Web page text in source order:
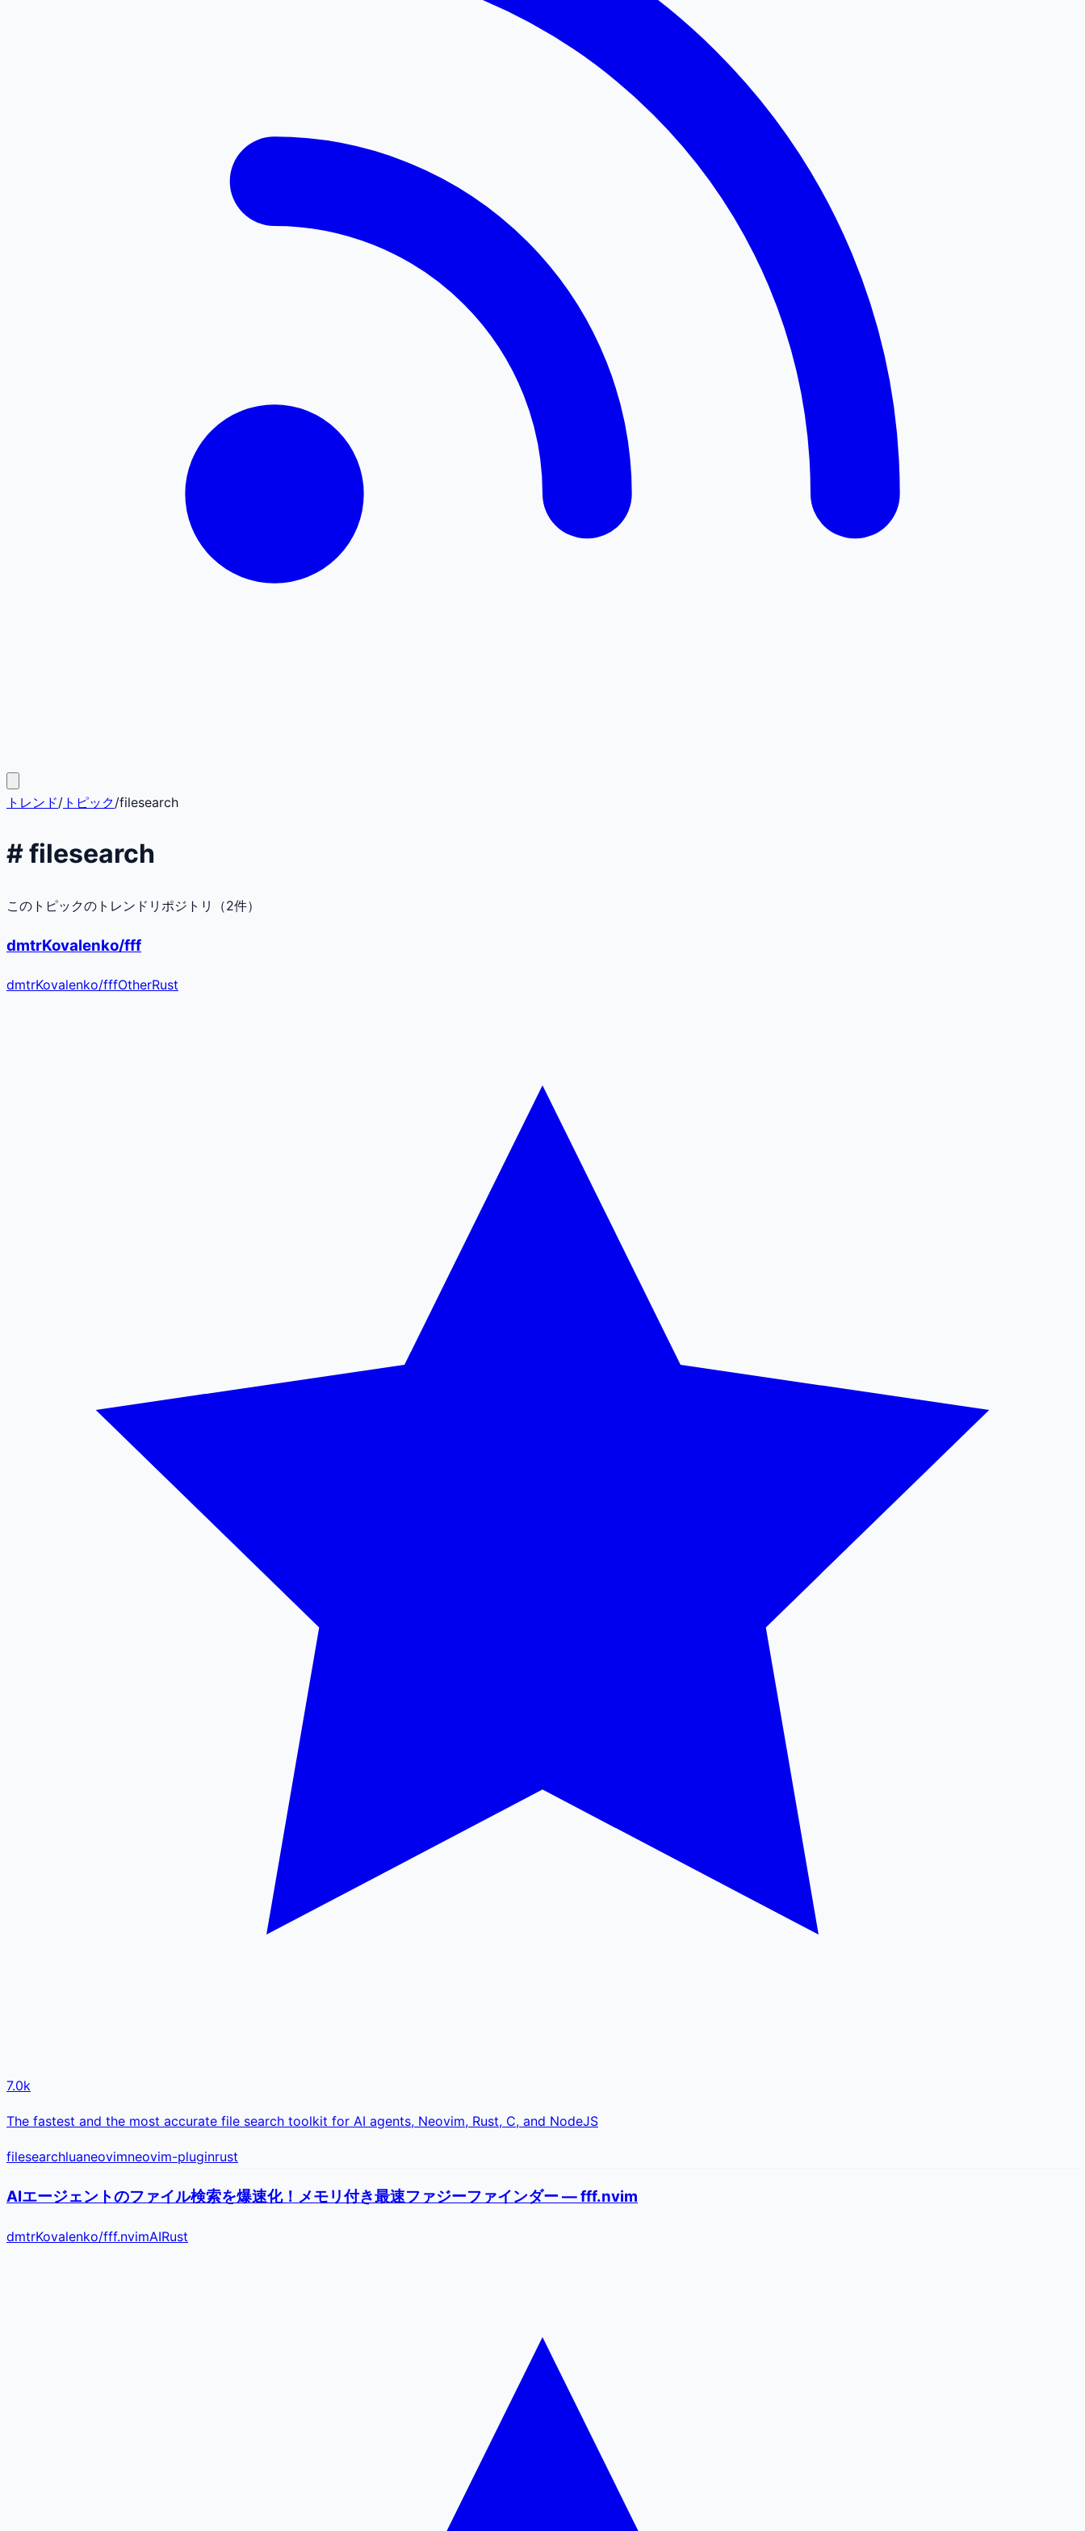
トレンド/ トピック/filesearch
#filesearch
このトピックのトレンドリポジトリ（2件）
dmtrKovalenko/fff
dmtrKovalenko/fffOtherRust
7.0k
The fastest and the most accurate file search toolkit for AI agents, Neovim, Rust, C, and NodeJS
filesearchluaneovimneovim-pluginrust
AIエージェントのファイル検索を爆速化！メモリ付き最速ファジーファインダー — fff.nvim
dmtrKovalenko/fff.nvimAIRust